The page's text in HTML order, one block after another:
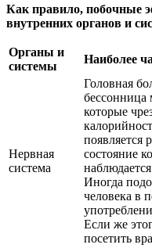
Как правило, побочные
внутренних органов и
Органы и
системы
Наиболее
Нервная
система
Головная
бессонница
которые
появляется
состояние
Иногда
человека в
Если же
посетить